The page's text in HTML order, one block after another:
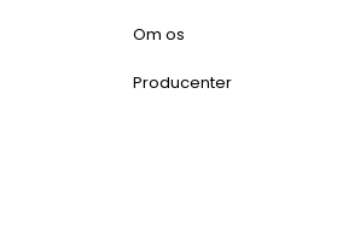
Om os
Producenter